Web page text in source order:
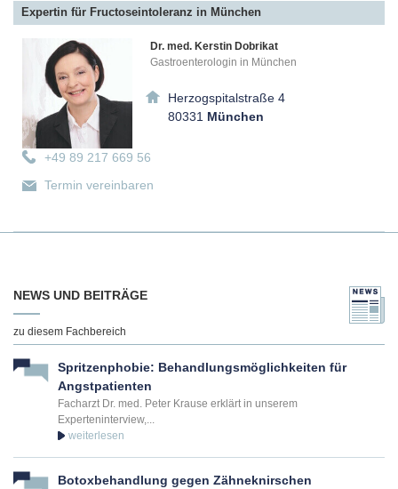
Expertin für Fructoseintoleranz in München
Dr. med. Kerstin Dobrikat
Gastroenterologin in München
Herzogspitalstraße 4
80331 München
+49 89 217 669 56
Termin vereinbaren
NEWS UND BEITRÄGE
zu diesem Fachbereich
Spritzenphobie: Behandlungsmöglichkeiten für
Angstpatienten
Facharzt Dr. med. Peter Krause erklärt in unserem
Experteninterview,...
Botoxbehandlung gegen Zähneknirschen